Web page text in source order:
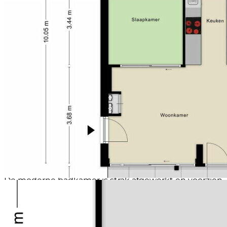
De woonkamer biedt voldoende ruimte voor zowel
een comfortabele zithoek als een gezellige eethoek.
De luxe open keuken sluit naadloos aan op de
leefruimte en is uitgevoerd in een moderne stijl met
hoogwaardige inbouwapparatuur, waaronder een
afwerking geven de woning een eigentijdse en luxe
Vanuit de woonkamer heeft u toegang tot het royale
terras van circa 11 m² op het westen. Het terras biedt
een heerlijke plek om te ontbijten, te lunchen, te
borrelen of simpelweg te ontspannen met uitzicht op
het Westerpark en de groene omgeving.
De ruime slaapkamer biedt voldoende plaats aan een
tweepersoonsbed en een grote kledingkast.
De moderne badkamer is strak afgewerkt en voorzien
beschikt de woning over een praktische inpandige
kast met aansluitingen voor een wasmachine en
Glasvezelkabel, lift, en mechanische
Aan park
Schuur / berging
Soort garage